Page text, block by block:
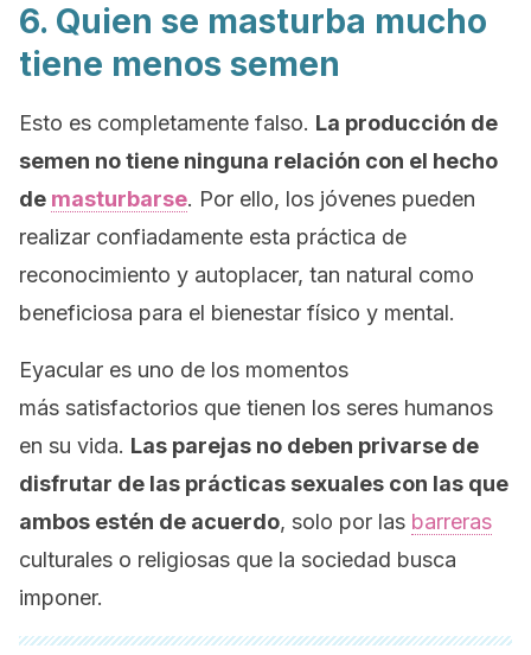
6. Quien se masturba mucho
tiene menos semen
Esto es completamente falso. La producción de
semen no tiene ninguna relación con el hecho
de masturbarse. Por ello, los jóvenes pueden
realizar confiadamente esta práctica de
reconocimiento y autoplacer, tan natural como
beneficiosa para el bienestar físico y mental.
Eyacular es uno de los momentos
más satisfactorios que tienen los seres humanos
en su vida. Las parejas no deben privarse de
disfrutar de las prácticas sexuales con las que
ambos estén de acuerdo, solo por las barreras
culturales o religiosas que la sociedad busca
imponer.